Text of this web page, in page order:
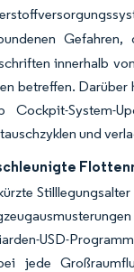
Gefahren,
innerhalb
betreffen. Darüber
Cockpit-System-
und
USD-
jede